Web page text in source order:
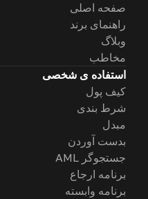
صفحه اصلی
راهنمای برند
وبلاگ
مخاطب
استفاده ی شخصی
کیف پول
شرط بندی
مبدل
بدست آوردن
جستجوگر AML
برنامه ارجاع
برنامه وابسته